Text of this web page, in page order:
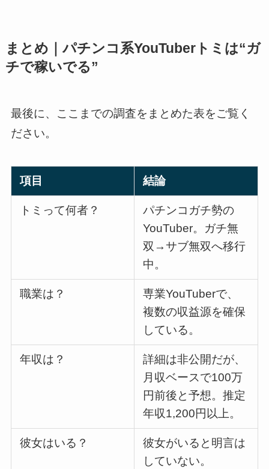
まとめ｜パチンコ系YouTuberトミは“ガ
チで稼いでる”
最後に、ここまでの調査をまとめた表をご覧く
ださい。
項目 結論
トミって何者？
パチンコガチ勢の
YouTuber。ガチ無
双→サブ無双へ移行
中。
職業は？
専業YouTuberで、
複数の収益源を確保
している。
年収は？
詳細は非公開だが、
月収ベースで100万
円前後と予想。推定
年収1,200円以上。
彼女はいる？
彼女がいると明言は
していない。